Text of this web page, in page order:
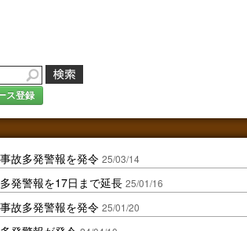
ス登録
故多発警報を発令 25/03/14
発警報を17日まで延長 25/01/16
故多発警報を発令 25/01/20